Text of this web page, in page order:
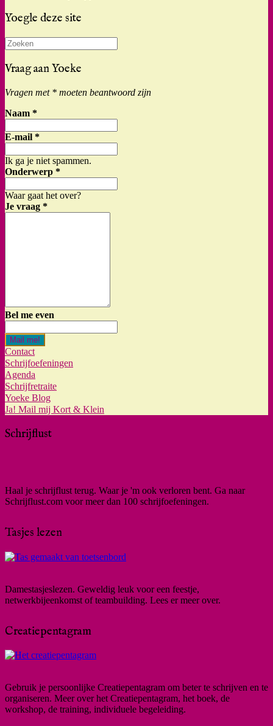
Yoegle deze site
Zoeken
naar:
Vraag aan Yoeke
Vragen met * moeten beantwoord zijn
Naam *
E-mail *
Ik ga je niet spammen.
Onderwerp *
Waar gaat het over?
Je vraag *
Bel me even
Mail me!
Contact
Schrijfoefeningen
Agenda
Schrijfretraite
Yoeke Blog
Ja! Mail mij Kort & Klein
Schrijflust
Haal je schrijflust terug. Waar je 'm ook verloren bent. Ga naar
Schrijflust.com voor meer dan 100 schrijfoefeningen.
Tasjes lezen
Damestasjeslezen. Geweldig leuk voor een feestje,
netwerkbijeenkomst of teambuilding. Lees er meer over.
Creatiepentagram
Gebruik je persoonlijke Creatiepentagram om beter te schrijven en te
organiseren. Meer over het Creatiepentagram, het boek, de
workshop, de training, individuele begeleiding.